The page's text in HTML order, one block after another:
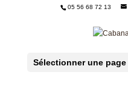
05 56 68 72 13
Sélectionner une page